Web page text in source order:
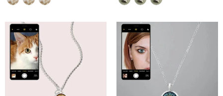
retratos de primer plano y las fotos de parejas funcionan muy bien.
¿Qué debería grabar en la parte posterior del collar?
Las opciones
populares incluyen nombres, iniciales, una fecha significativa, una
frase corta como "Por Siempre Juntos" o un mensaje personal.
Mantén el texto conciso para mejores resultados.
¿Este collar es adecuado para el uso diario?Sí, el baño de metal
duradero y el cierre seguro están diseñados para el uso diario. Sin